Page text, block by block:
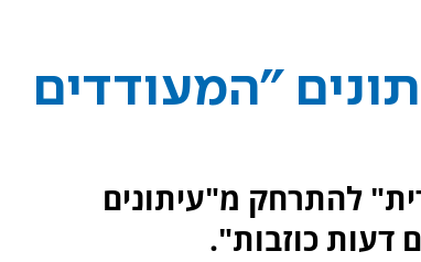
"המעודדים
להתרחק מ"עיתונים
דעות כוזבות".